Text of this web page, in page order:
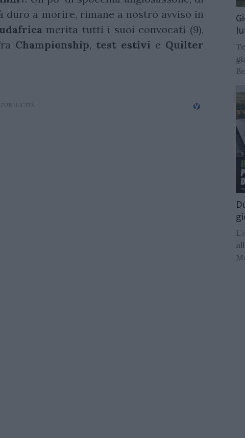
a morire, rimane a nostro avviso in
merita tutti i suoi convocati (9),
Championship, test estivi e Quilter